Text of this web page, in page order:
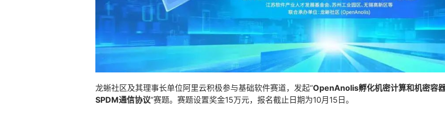
龙蜥社区及其理事长单位阿里云积极参与基础软件赛道，发起“OpenAnolis孵化机密计算和机密容
SPDM通信协议”赛题。赛题设置奖金15万元，报名截止日期为10月15日。